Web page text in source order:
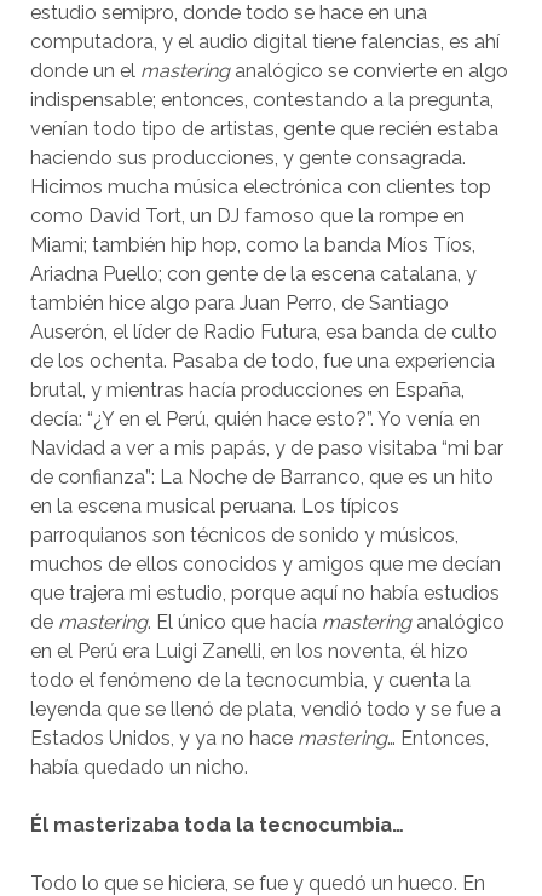
estudio semipro, donde todo se hace en una
computadora, y el audio digital tiene falencias, es ahí
donde un el masteringanalógico se convierte en algo
indispensable; entonces, contestando a la pregunta,
venían todo tipo de artistas, gente que recién estaba
haciendo sus producciones, y gente consagrada.
Hicimos mucha música electrónica con clientes top
como David Tort, un DJ famoso que la rompe en
Miami; también hip hop, como la banda Míos Tíos,
Ariadna Puello; con gente de la escena catalana, y
también hice algo para Juan Perro, de Santiago
Auserón, el líder de Radio Futura, esa banda de culto
de los ochenta. Pasaba de todo, fue una experiencia
brutal, y mientras hacía producciones en España,
decía: “¿Y en el Perú, quién hace esto?”. Yo venía en
Navidad a ver a mis papás, y de paso visitaba “mi bar
de confianza”: La Noche de Barranco, que es un hito
en la escena musical peruana. Los típicos
parroquianos son técnicos de sonido y músicos,
muchos de ellos conocidos y amigos que me decían
que trajera mi estudio, porque aquí no había estudios
de mastering. El único que hacía masteringanalógico
en el Perú era Luigi Zanelli, en los noventa, él hizo
todo el fenómeno de la tecnocumbia, y cuenta la
leyenda que se llenó de plata, vendió todo y se fue a
Estados Unidos, y ya no hace mastering… Entonces,
había quedado un nicho.
Él masterizaba toda la tecnocumbia…
Todo lo que se hiciera, se fue y quedó un hueco. En